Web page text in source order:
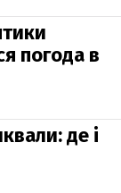
погода в
де і